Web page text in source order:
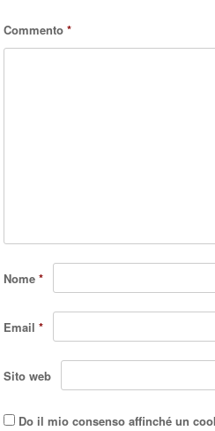
Commento*
Nome*
Email*
Sito web
Do il mio consenso affinché un